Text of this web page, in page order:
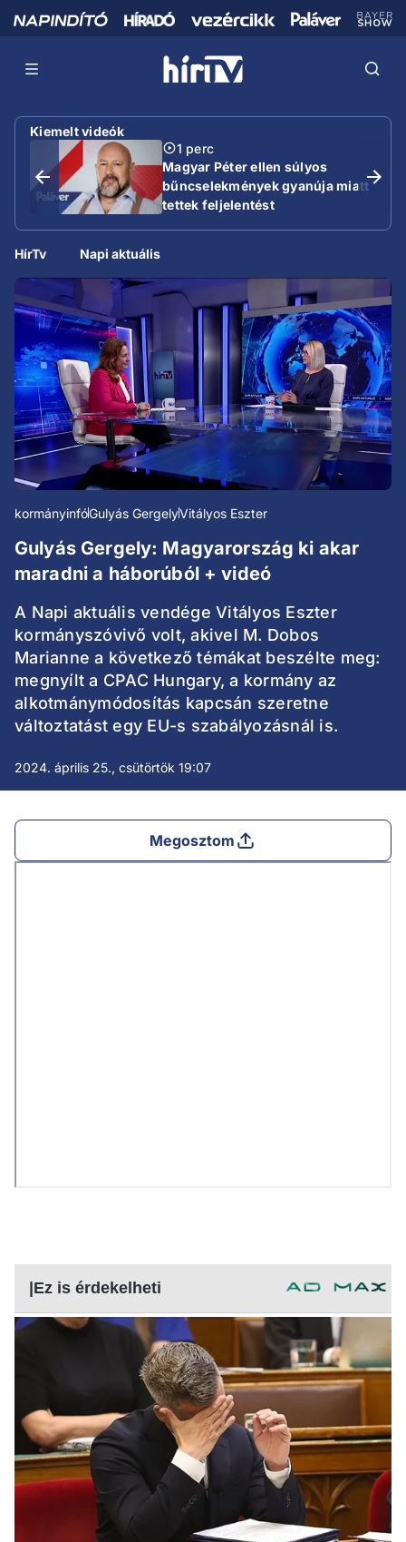
Kiemelt videók
1 perc
Magyar Péter ellen súlyos
bűncselekmények gyanúja miatt
tettek feljelentést
HírTv Napi aktuális
kormányinfóGulyás GergelyVitályos Eszter
Gulyás Gergely: Magyarország ki akar
maradni a háborúból + videó
A Napi aktuális vendége Vitályos Eszter
kormányszóvivő volt, akivel M. Dobos
Marianne a következő témákat beszélte meg:
megnyílt a CPAC Hungary, a kormány az
alkotmánymódosítás kapcsán szeretne
változtatást egy EU-s szabályozásnál is.
2024. április 25., csütörtök 19:07
Megosztom